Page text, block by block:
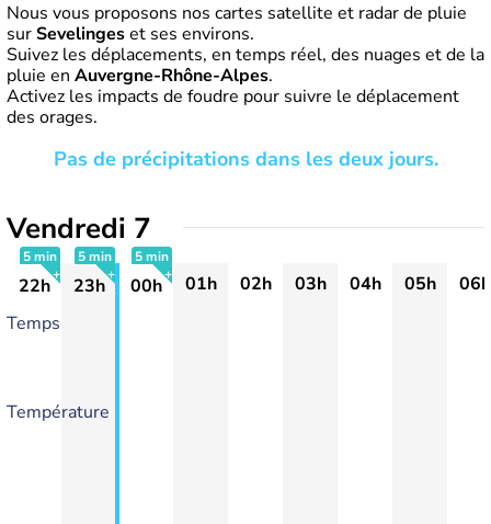
Nous vous proposons nos cartes satellite et radar de pluie
surSevelingeset ses environs.
Suivez les déplacements, en temps réel, des nuages et de la
pluie en Auvergne-Rhône-Alpes.
Activez les impacts de foudre pour suivre le déplacement
des orages.
Pas de précipitations dans les deux jours.
Vendredi 7
5 min
22h
5 min
+
23h
5 min
00h 01h 02h 03h 04h 05h
06h
Temps
Température